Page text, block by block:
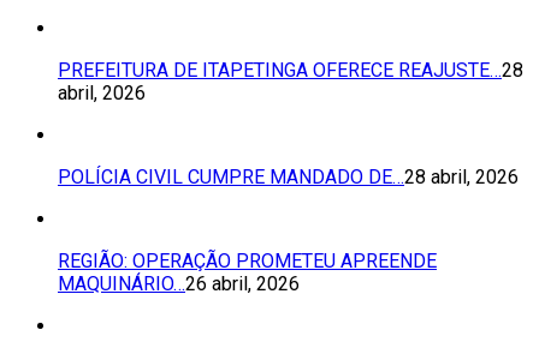
PREFEITURA DE ITAPETINGA OFERECE REAJUSTE…28
abril, 2026
POLÍCIA CIVIL CUMPRE MANDADO DE…28 abril, 2026
REGIÃO: OPERAÇÃO PROMETEU APREENDE
MAQUINÁRIO…26 abril, 2026